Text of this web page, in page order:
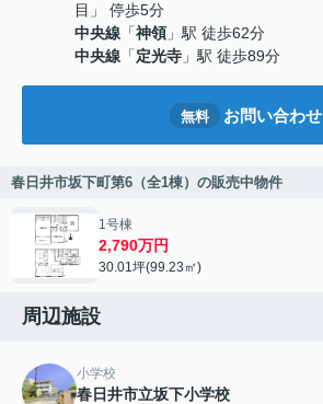
目」 停歩5分
中央線 「神領」駅 徒歩62分
中央線 「定光寺 」駅 徒歩89分
無料 お問い合わせ
春日井市坂下町第6（全1棟）の販売中物件
1号棟
2,790万円
30.01坪(99.23㎡)
周辺施設
小学校
春日井市立坂下小学校